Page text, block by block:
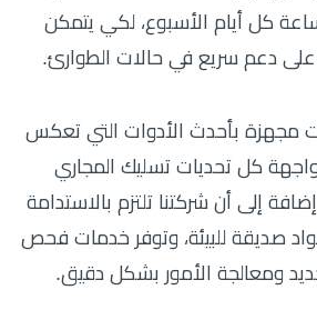
على مدار 24 ساعة كل أيام الأسبوع، لكي يتمكن
دعم سريع في حالات الطوارئ.
مجهزة بأحدث الأدوات التي تعكس
كل تحديات تسليك المجاري
إلى أن شركتنا تلتزم بالاستدامة
صديقة للبيئة، وتوفر خدمات فحص
ومعالجة الأمور بشكل دقيق.